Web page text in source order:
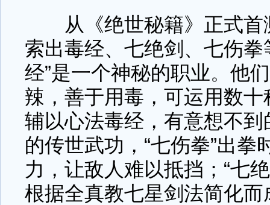
从《绝世秘籍》正式首
索出毒经、七绝剑、七伤拳
经”是一个神秘的职业。他
辣，善于用毒，可运用数
辅以心法毒经，有意想不
的传世武功，“七伤拳”出拳
力，让敌人难以抵挡；“七
根据全真教七星剑法简化